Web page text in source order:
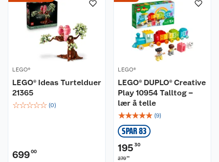
LEGO®
LEGO® Ideas Turtelduer
21365
☆☆☆☆☆ (0)
69900
LEGO®
LEGO® DUPLO® Creative
Play 10954 Talltog –
lær å telle
☆☆☆☆☆ (9)
SPAR 83
195 30
27900